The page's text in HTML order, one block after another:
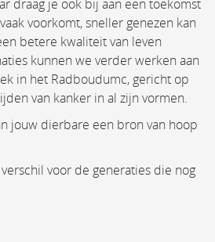
draag je ook bij aan een toekomst
voorkomt, sneller genezen kan
betere kwaliteit van leven
kunnen we verder werken aan
in het Radboudumc, gericht op
van kanker in al zijn vormen.
jouw dierbare een bron van hoop
voor de generaties die nog